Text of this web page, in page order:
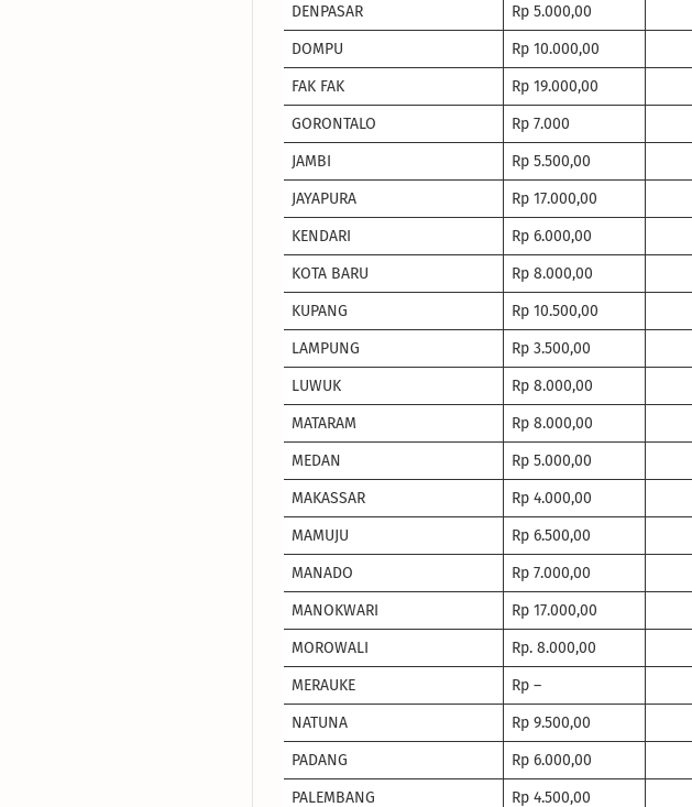
DENPASAR
Rp 5.000,00
DOMPU
Rp 10.000,00
FAK FAK
Rp 19.000,00
GORONTALO
Rp 7.000
JAMBI
Rp 5.500,00
JAYAPURA
Rp 17.000,00
KENDARI
Rp 6.000,00
KOTA BARU
Rp 8.000,00
KUPANG
Rp 10.500,00
LAMPUNG
Rp 3.500,00
LUWUK
Rp 8.000,00
MATARAM
Rp 8.000,00
MEDAN
Rp 5.000,00
MAKASSAR
Rp 4.000,00
MAMUJU
Rp 6.500,00
MANADO
Rp 7.000,00
MANOKWARI
Rp 17.000,00
MOROWALI
Rp. 8.000,00
MERAUKE
Rp –
NATUNA
Rp 9.500,00
PADANG
Rp 6.000,00
PALEMBANG
Rp 4.500,00